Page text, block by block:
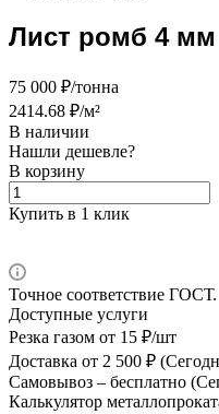
Лист ромб 4 мм
75 000 ₽/тонна
2414.68 ₽/м²
В наличии
Нашли дешевле?
В корзину
Купить в 1 клик
Точное соответствие ГОСТ.
Доступные услуги
Резка газом от 15 ₽/шт
Доставка от 2 500 ₽
Самовывоз – бесплатно
Калькулятор